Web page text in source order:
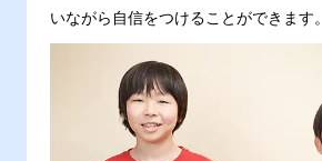
いながら自信をつけることができます。